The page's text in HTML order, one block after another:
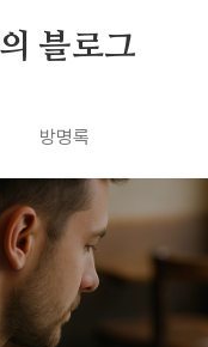
블로그
방명록